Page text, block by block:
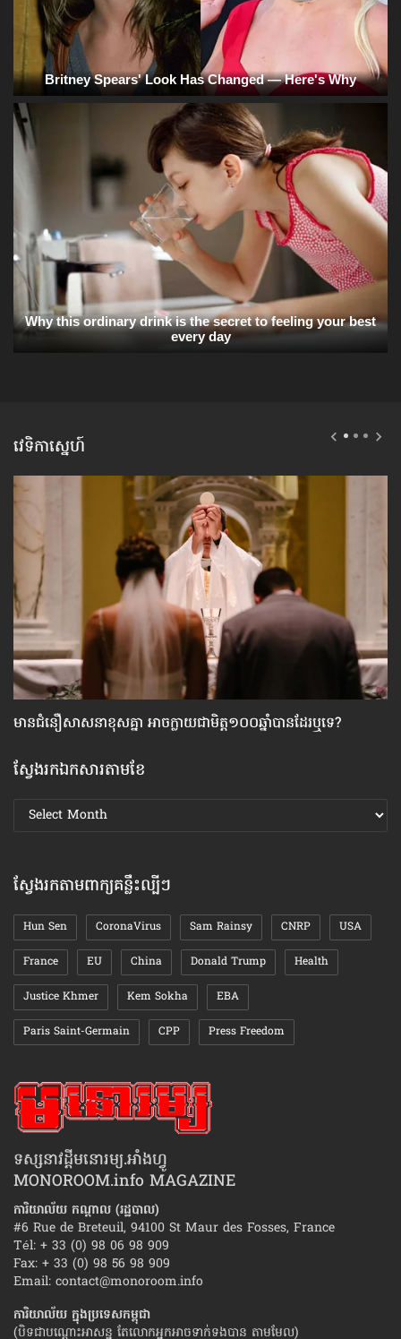
វេទិកាស្នេហ៍
មាន​ជំនឿ​សាសនា​ខុស​គ្នា អាច​ក្លាយ​ជា​មិត្ត១០០ឆ្នាំ​បាន​ដែរ​ឬទេ?
ស្វែងរកឯកសារតាមខែ
ស្វែងរក
ឯកសារ
ស្វែងរកតាមពាក្យគន្លឹះល្បីៗ
Hun Sen CoronaVirus Sam Rainsy CNRP USA
France EU China Donald Trump Health
Justice Khmer Kem Sokha EBA
Paris Saint-Germain CPP Press Freedom
ទស្សនាវដ្ដីមនោរម្យ.អាំងហ្វូ
MONOROOM.info MAGAZINE
ការិយាល័យ កណ្ដាល (រដ្ឋបាល)
#6 Rue de Breteuil, 94100 St Maur des Fosses, France
Tél: + 33 (0) 98 06 98 909
Fax: + 33 (0) 98 56 98 909
Email: contact@monoroom.info
ការិយាល័យ ក្នុង​ប្រទេស​កម្ពុជា
(បិទជាបណ្ដោះអាសន្ន តែលោកអ្នកអាចទាក់ទងបាន តាមមែល)